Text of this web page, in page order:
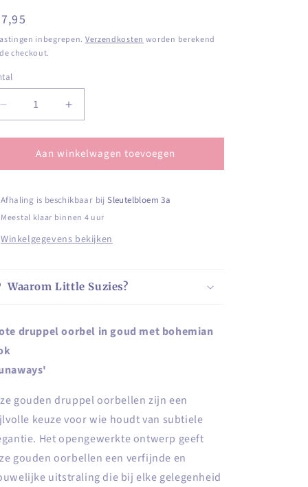
inbegrepen. Verzendkosten worden berekend
checkout.
Aantal
verlagen
voor
druppel
in
goud
bohemian
Aantal
verhogen
voor
Grote
druppel
in
goud
bohemian
Aan winkelwagen toevoegen
Afhaling is beschikbaar bijSleutelbloem 3a
Meestal klaar binnen 4 uur
Winkelgegevens bekijken
Waarom Little Suzies?
druppel oorbel in goud met bohemian
gouden druppel oorbellen zijn een
keuze voor wie houdt van subtiele
Het opengewerkte ontwerp geeft
gouden oorbellen een verfijnde en
uitstraling die bij elke gelegenheid